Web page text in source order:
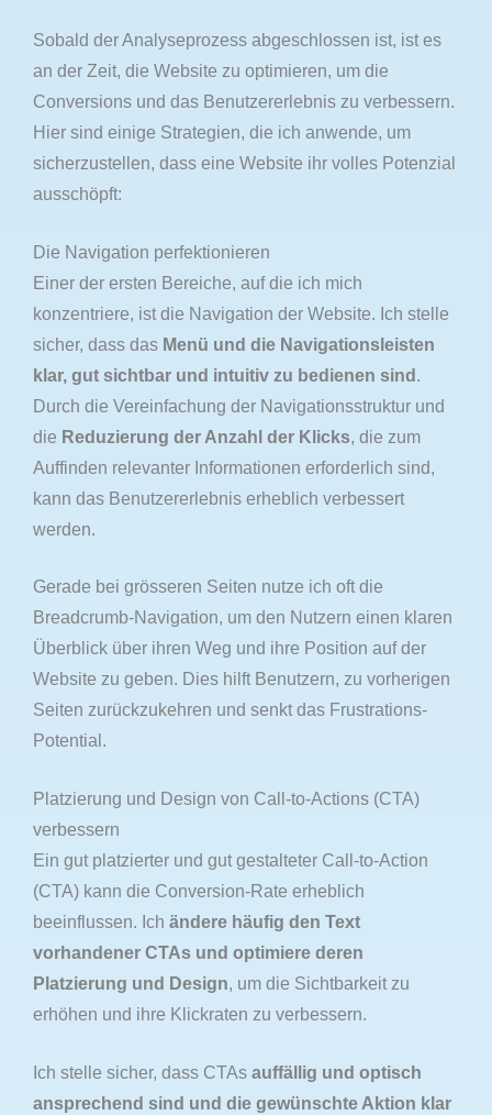
Sobald der Analyseprozess abgeschlossen ist, ist es
an der Zeit, die Website zu optimieren, um die
Conversions und das Benutzererlebnis zu verbessern.
Hier sind einige Strategien, die ich anwende, um
sicherzustellen, dass eine Website ihr volles Potenzial
ausschöpft:
Die Navigation perfektionieren
Einer der ersten Bereiche, auf die ich mich
konzentriere, ist die Navigation der Website. Ich stelle
sicher, dass das Menü und die Navigationsleisten
klar, gut sichtbar und intuitiv zu bedienen sind .
Durch die Vereinfachung der Navigationsstruktur und
die Reduzierung der Anzahl der Klicks, die zum
Auffinden relevanter Informationen erforderlich sind,
kann das Benutzererlebnis erheblich verbessert
werden.
Gerade bei grösseren Seiten nutze ich oft die
Breadcrumb-Navigation, um den Nutzern einen klaren
Überblick über ihren Weg und ihre Position auf der
Website zu geben. Dies hilft Benutzern, zu vorherigen
Seiten zurückzukehren und senkt das Frustrations-
Potential.
Platzierung und Design von Call-to-Actions (CTA)
verbessern
Ein gut platzierter und gut gestalteter Call-to-Action
(CTA) kann die Conversion-Rate erheblich
beeinflussen. Ich ändere häufig den Text
vorhandener CTAs und optimiere deren
Platzierung und Design, um die Sichtbarkeit zu
erhöhen und ihre Klickraten zu verbessern.
Ich stelle sicher, dass CTAs auffällig und optisch
ansprechend sind und die gewünschte Aktion klar